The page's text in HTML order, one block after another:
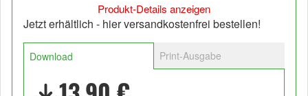
Produkt-Details anzeigen
Jetzt erhältlich - hier versandkostenfrei bestellen!
Download Print-Ausgabe